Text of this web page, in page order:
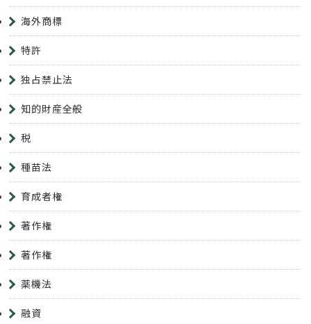
海外商標
特許
独占禁止法
知的財産全般
税
種苗法
育成者権
著作権
著作権
薬機法
融資